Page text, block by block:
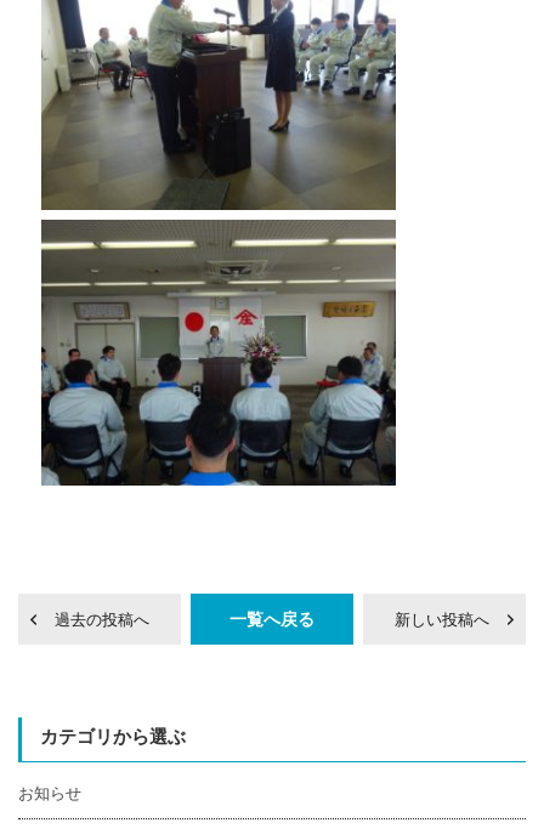
過去の投稿へ 一覧へ戻る 新しい投稿へ
カテゴリから選ぶ
お知らせ